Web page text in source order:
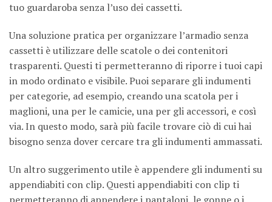
tuo guardaroba senza l’uso dei cassetti.
Una soluzione pratica per organizzare l’armadio senza
cassetti è utilizzare delle scatole o dei contenitori
trasparenti. Questi ti permetteranno di riporre i tuoi capi
in modo ordinato e visibile. Puoi separare gli indumenti
per categorie, ad esempio, creando una scatola per i
maglioni, una per le camicie, una per gli accessori, e così
via. In questo modo, sarà più facile trovare ciò di cui hai
bisogno senza dover cercare tra gli indumenti ammassati.
Un altro suggerimento utile è appendere gli indumenti su
appendiabiti con clip. Questi appendiabiti con clip ti